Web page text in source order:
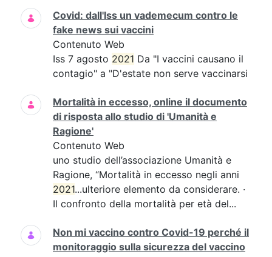
Covid: dall'Iss un vademecum contro le
fake news sui vaccini
Contenuto Web
Iss 7 agosto 2021 Da "I vaccini causano il
contagio" a "D'estate non serve vaccinarsi
Mortalità in eccesso, online il documento
di risposta allo studio di 'Umanità e
Ragione'
Contenuto Web
uno studio dell’associazione Umanità e
Ragione, “Mortalità in eccesso negli anni
2021...ulteriore elemento da considerare. ·
Il confronto della mortalità per età del...
Non mi vaccino contro Covid-19 perché il
monitoraggio sulla sicurezza del vaccino